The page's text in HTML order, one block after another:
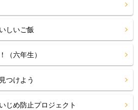
しいご飯
（六年生）
つけよう
じめ防止プロジェクト